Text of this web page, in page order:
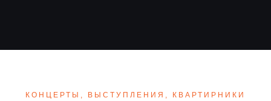
КОНЦЕРТЫ, ВЫСТУПЛЕНИЯ, КВАРТИРНИКИ